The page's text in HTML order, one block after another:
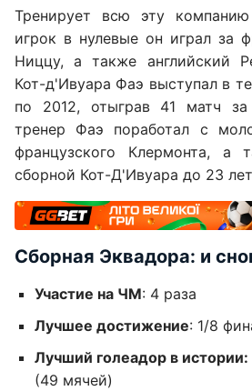
Тренирует всю эту
игрок в нулевые он играл за
Ниццу, а также английский
Кот-д'Ивуара Фаэ выступал в
по 2012, отыграв 41 матч
тренер Фаэ поработал с
французского Клермонта, а
сборной Кот-Д'Ивуара до 23
Сборная Эквадора: и
Участие на ЧМ: 4 раза
Лучшее достижение: 1/8
Лучший голеадор в истории:
(49 мячей)